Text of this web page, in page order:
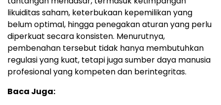
likuiditas saham, keterbukaan kepemilikan yang
belum optimal, hingga penegakan aturan yang perlu
diperkuat secara konsisten. Menurutnya,
pembenahan tersebut tidak hanya membutuhkan
regulasi yang kuat, tetapi juga sumber daya manusia
profesional yang kompeten dan berintegritas.
Baca Juga: